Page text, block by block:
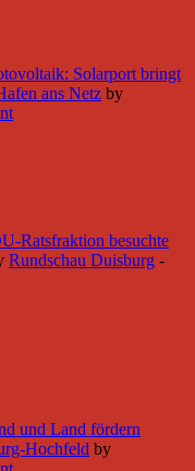
Solarport bringt
ans Netz by
Ratsfraktion besuchte
Rundschau Duisburg -
und Land fördern
Hochfeld by